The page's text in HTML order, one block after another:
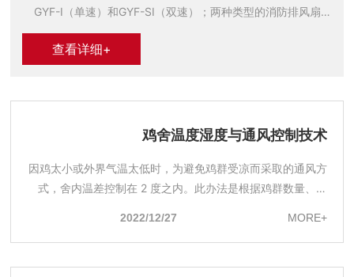
GYF-I（单速）和GYF-SI（双速）；两种类型的消防排风扇。
叶片式采用斜流式：有两种类型的排烟风机：GYF-II（单速）和
GYF-S2（双速）。 如果用户对噪音有更高的要求，可以制造
叶轮，（4）导叶，内管和导管孔（ 5）外管。 安装和使用：
平面结合。请勿撞击底座以强行连接。不要在风扇组件上增加
管道的重量。 2）安装前，请仔细检查叶轮和机壳是否由于运输
除任何异常的摩擦，碰撞和振动。
查看详细+
鸡舍温度湿度与通风控制技术
因鸡太小或外界气温太低时，为避免鸡群受凉而采取的通风方
式，舍内温差控制在 2 度之内。此办法是根据鸡群数量、公
式。
2022/12/27 MORE+